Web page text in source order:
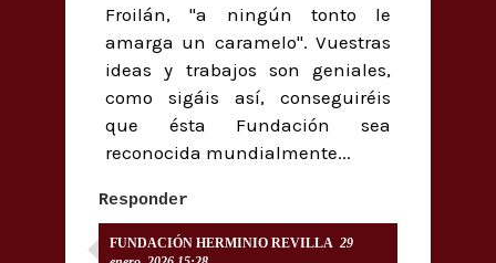
Froilán, "a ningún tonto le
amarga un caramelo". Vuestras
ideas y trabajos son geniales,
como sigáis así, conseguiréis
que ésta Fundación sea
reconocida mundialmente...
Responder
FUNDACIÓN HERMINIO REVILLA 29